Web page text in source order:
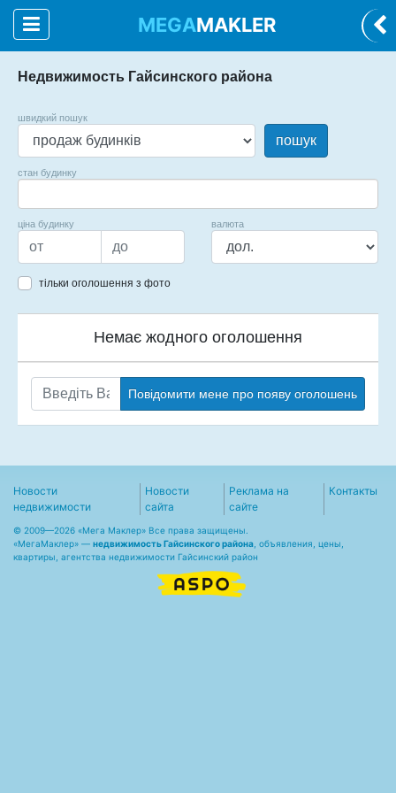
MEGAMAKLER
Недвижимость Гайсинского района
швидкий пошук
пошук
стан будинку
ціна будинку валюта
тільки оголошення з фото
Немає жодного оголошення
Повідомити мене про появу оголошень
Новости
недвижимости
Новости
сайта
Реклама на
сайте
Контакты
© 2009—2026 «Мега Маклер» Все права защищены.
«МегаМаклер» — недвижимость Гайсинского района , объявления, цены,
квартиры, агентства недвижимости Гайсинский район